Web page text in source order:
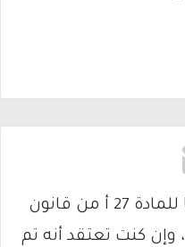
يتم الاستخدام المواد وفقًا للمادة 27 أ من قانون
حقوق التأليف والنشر 2007، وإن كنت تعتقد أنه تم